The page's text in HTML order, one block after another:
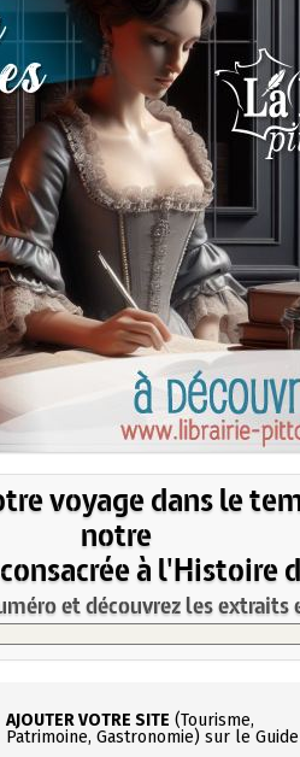
voyage dans le
notre
à l'Histoire
et découvrez les extraits
AJOUTER VOTRE SITE (Tourisme,
Patrimoine, Gastronomie) sur le Guide